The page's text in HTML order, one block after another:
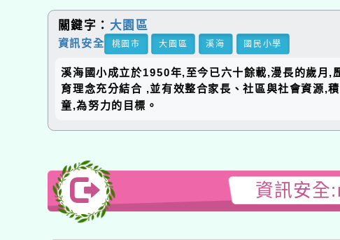
關鍵字： 大園區
資訊安全 桃園市 大園區 溪海 國民小學
溪海國小成立於1950年,至今已六十餘載,漫長的歲月,
育理念充分結合 ,並有效整合家長、社區與社會資源,
童,為努力的目標。
資訊安全